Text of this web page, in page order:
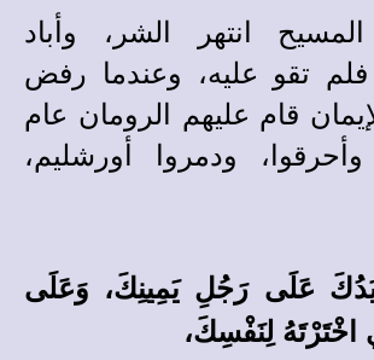
انتهر الشر، وأباد
تقو عليه، وعندما رفض
قام عليهم الرومان عام
وأحرقوا، ودمروا أورشليم،
عَلَى رَجُلِ يَمِينِكَ، وَعَلَى
اخْتَرْتَهُ لِنَفْسِكَ،